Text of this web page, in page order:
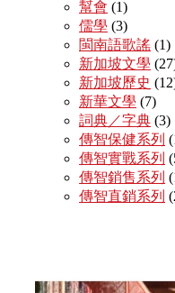
幫會 (1)
儒學 (3)
閩南語歌謠 (1)
新加坡文學
新加坡歷史
新華文學 (7)
詞典／字典 (3)
傳智保健系列
傳智實戰系列
傳智銷售系列
傳智直銷系列